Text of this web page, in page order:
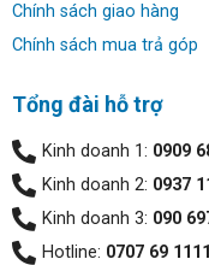
Chính sách giao hàng
Chính sách mua trả góp
Tổng đài hỗ trợ
Kinh doanh 1: 0909
Kinh doanh 2: 0937
Kinh doanh 3: 090
Hotline: 0707 69 1111